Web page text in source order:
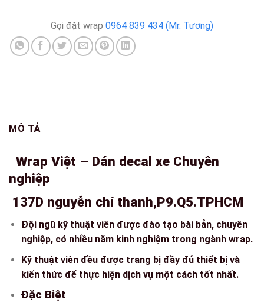
Gọi đặt wrap 0964 839 434 (Mr. Tương)
MÔ TẢ
Wrap Việt – Dán decal xe Chuyên
nghiệp
137D nguyễn chí thanh,P9.Q5.TPHCM
Đội ngũ kỹ thuật viên được đào tạo bài bản, chuyên
nghiệp, có nhiều năm kinh nghiệm trong ngành wrap.
Kỹ thuật viên đều được trang bị đầy đủ thiết bị và
kiến thức để thực hiện dịch vụ một cách tốt nhất.
Đặc Biệt